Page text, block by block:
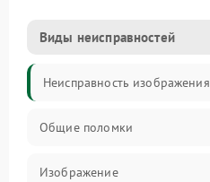
Виды неисправностей
Неисправность изображения
Общие поломки
Изображение